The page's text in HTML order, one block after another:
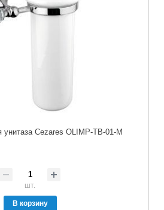
Cezares OLIMP-TB-01-M
шт.
В корзину